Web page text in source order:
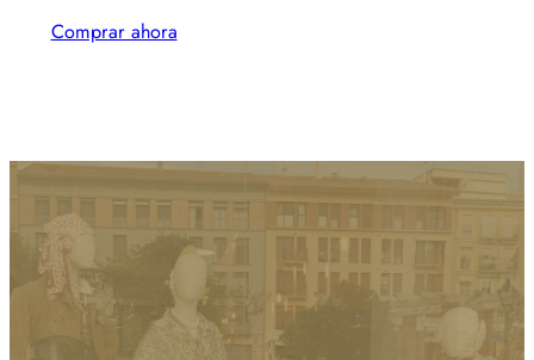
Comprar ahora